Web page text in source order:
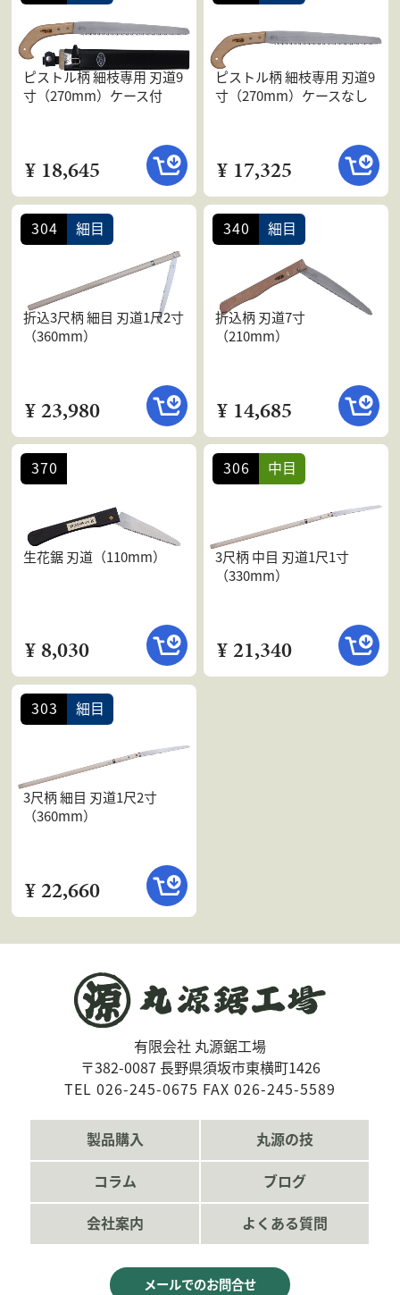
ピストル柄 細枝専用 刃道9
寸（270mm）ケース付
¥ 18,645
ピストル柄 細枝専用 刃道9
寸（270mm）ケースなし
¥ 17,325
折込3尺柄 細目 刃道1尺2寸
（360mm）
¥ 23,980
304 細目
折込柄 刃道7寸
（210mm）
¥ 14,685
340 細目
生花鋸 刃道（110mm）
¥ 8,030
370
3尺柄 中目 刃道1尺1寸
（330mm）
¥ 21,340
306 中目
3尺柄 細目 刃道1尺2寸
（360mm）
¥ 22,660
303 細目
有限会社 丸源鋸工場
〒382-0087 長野県須坂市東横町1426
TEL 026-245-0675 FAX 026-245-5589
製品購入
丸源の技
コラム
ブログ
会社案内
よくある質問
メールでのお問合せ